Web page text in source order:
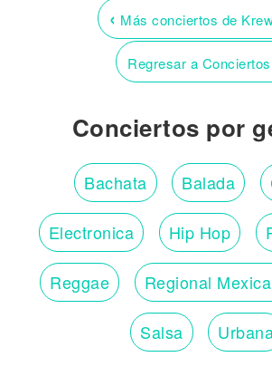
‹ Más conciertos de
Regresar a Conciertos
Conciertos por
Bachata Balada
Electronica Hip Hop
Reggae Regional
Salsa